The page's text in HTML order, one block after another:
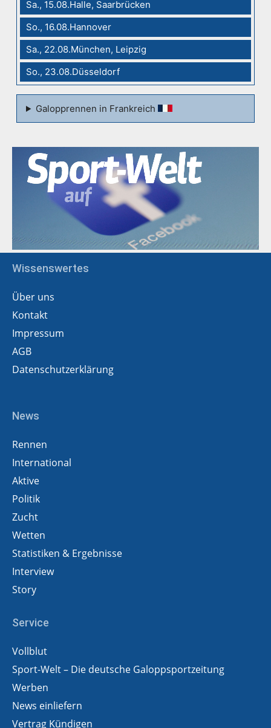
Sa., 15.08.Halle, Saarbrücken
So., 16.08.Hannover
Sa., 22.08.München, Leipzig
So., 23.08.Düsseldorf
Galopprennen in Frankreich
Wissenswertes
Über uns
Kontakt
Impressum
AGB
Datenschutzerklärung
News
Rennen
International
Aktive
Politik
Zucht
Wetten
Statistiken & Ergebnisse
Interview
Story
Service
Vollblut
Sport-Welt – Die deutsche Galoppsportzeitung
Werben
News einliefern
Vertrag Kündigen